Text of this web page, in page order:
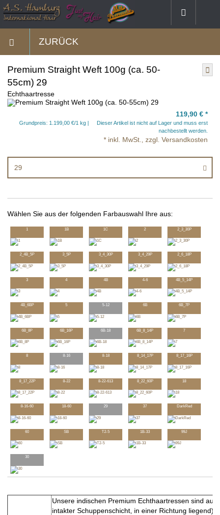
ZURÜCK
Premium Straight Weft 100g (ca. 50-
55cm) 29
Echthaartresse
119,90 € *
Grundpreis: 1.199,00 €/1 kg
Dieser Artikel ist nicht auf Lager und muss erst
nachbestellt werden.
* inkl. MwSt., zzgl. Versandkosten
29
Wählen Sie aus der folgenden Farbauswahl Ihre aus:
1 1B 1C 2 2_3_30P
2_4B_5P 3_5P 3_4_30P 3_4_29P 2_6_18P
3 4 4B 4-6 4B_5_14P
4B_6BP 5 5-12 6B 6B_7P
6B_8P 6B_16P 6B-18 6B_8_14P 7
8 8-16 8-18 8_14_17P 8_17_16P
8_17_22P 8-22 8-22-613 8_22_60P 18
8-16-60 18-60 29 37 DarkRed
60 SB T2-5 1B-33 99J
30
Unsere indischen Premium Echthaartressen sind aus
intakter Schuppenschicht, in einer Richtung liegend)